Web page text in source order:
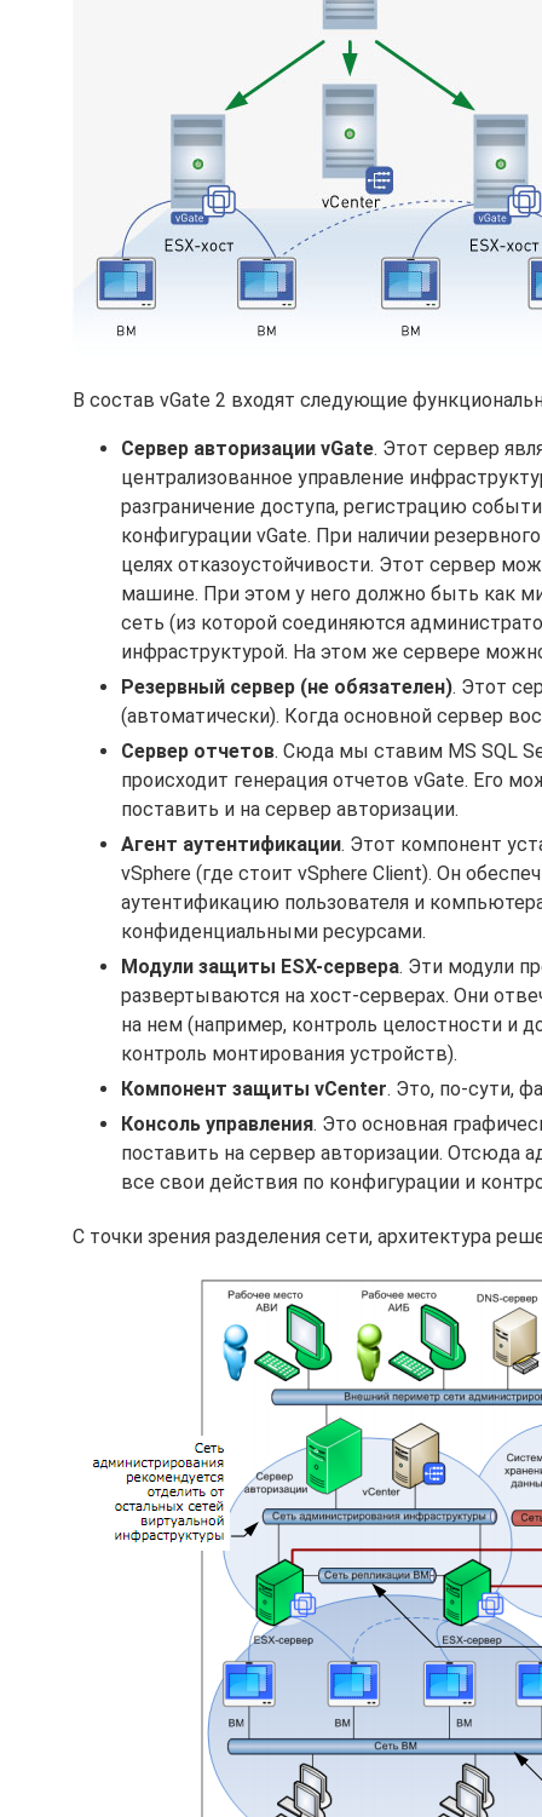
В состав vGate 2 входят следующие
Сервер авторизации vGate. Этот сервер
централизованное управление
разграничение доступа, регистрацию
конфигурации vGate. При наличии
целях отказоустойчивости. Этот сервер
машине. При этом у него должно быть как
сеть (из которой соединяются
инфраструктурой. На этом же сервере
Резервный сервер (не обязателен). Этот
(автоматически). Когда основной сервер
Сервер отчетов. Сюда мы ставим MS SQL
происходит генерация отчетов vGate. Его
поставить и на сервер авторизации.
Агент аутентификации. Этот компонент
vSphere (где стоит vSphere Client). Он
аутентификацию пользователя и
конфиденциальными ресурсами.
Модули защиты ESX-сервера. Эти модули
развертываются на хост-серверах. Они
на нем (например, контроль целостности и
контроль монтирования устройств).
Компонент защиты vCenter. Это, по-сути,
Консоль управления. Это основная
поставить на сервер авторизации. Отсюда
все свои действия по конфигурации и
С точки зрения разделения сети, архитектура